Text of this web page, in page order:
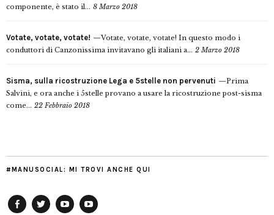
componente, è stato il... 8 Marzo 2018
Votate, votate, votate!
Votate, votate, votate! In questo modo i
conduttori di Canzonissima invitavano gli italiani a... 2 Marzo 2018
Sisma, sulla ricostruzione Lega e 5stelle non pervenuti
Prima
Salvini, e ora anche i 5stelle provano a usare la ricostruzione post-sisma
come... 22 Febbraio 2018
#MANUSOCIAL: MI TROVI ANCHE QUI